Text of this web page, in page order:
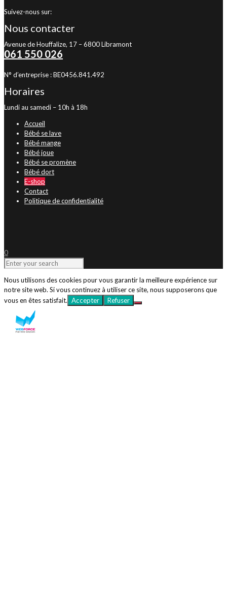
Suivez-nous sur:
Nous contacter
Avenue de Houffalize, 17 – 6800 Libramont
061 550 026
N° d’entreprise : BE0456.841.492
Horaires
Lundi au samedi – 10h à 18h
Accueil
Bébé se lave
Bébé mange
Bébé joue
Bébé se promène
Bébé dort
E-shop
Contact
Politique de confidentialité
0
Nous utilisons des cookies pour vous garantir la meilleure expérience sur
notre site web. Si vous continuez à utiliser ce site, nous supposerons que
vous en êtes satisfait. Accepter Refuser